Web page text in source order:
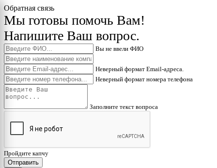
Обратная связь
Мы готовы помочь Вам!
Напишите Ваш вопрос.
Вы не ввели ФИО
Неверный формат Email-адреса.
Неверный формат номера телефона
Заполните текст вопроса
Пройдите капчу
Отправить